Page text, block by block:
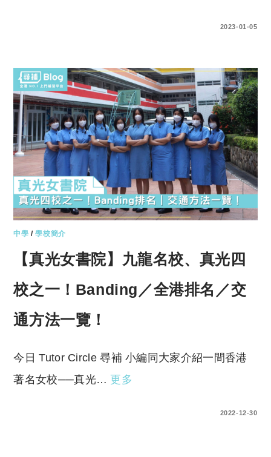
2023-01-05
中學 /學校簡介
【真光女書院】九龍名校、真光四
校之一！Banding／全港排名／交
通方法一覽！
今日 Tutor Circle 尋補 小編同大家介紹一間香港
著名女校──真光… 更多
2022-12-30